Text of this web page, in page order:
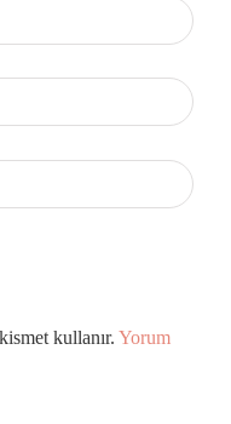
kullanır. Yorum